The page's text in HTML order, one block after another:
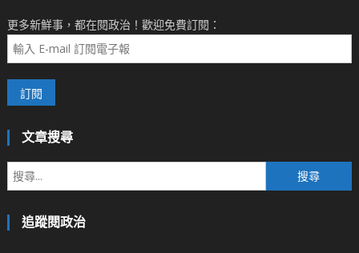
更多新鮮事，都在閱政治！歡迎免費訂閱：
文章搜尋
尋
追蹤閱政治